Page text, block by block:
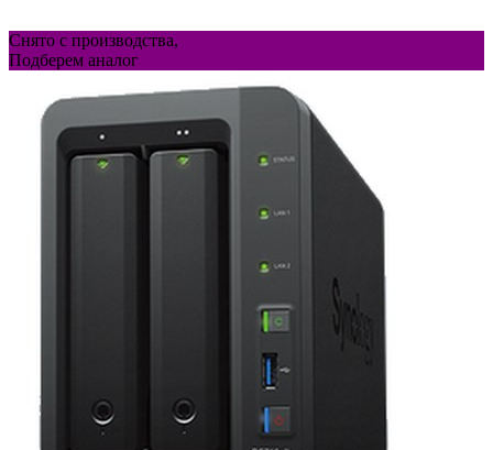
Снято с производства,
Подберем аналог